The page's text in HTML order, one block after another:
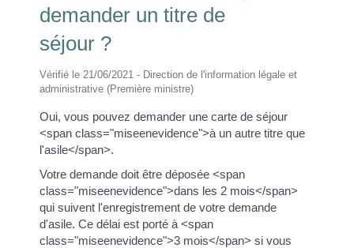
demander un titre de
séjour ?
Vérifié le 21/06/2021 - Direction de l'information légale et
administrative (Première ministre)
Oui, vous pouvez demander une carte de séjour
<span class="miseenevidence">à un autre titre que
l'asile</span>.
Votre demande doit être déposée <span
class="miseenevidence">dans les 2 mois</span>
qui suivent l'enregistrement de votre demande
d'asile. Ce délai est porté à <span
class="miseenevidence">3 mois</span> si vous